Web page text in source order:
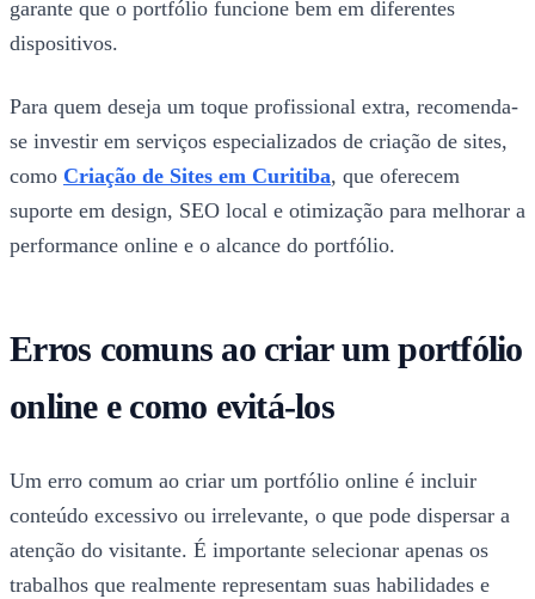
garante que o portfólio funcione bem em diferentes
dispositivos.
Para quem deseja um toque profissional extra, recomenda-
se investir em serviços especializados de criação de sites,
como Criação de Sites em Curitiba, que oferecem
suporte em design, SEO local e otimização para melhorar a
performance online e o alcance do portfólio.
Erros comuns ao criar um portfólio
online e como evitá-los
Um erro comum ao criar um portfólio online é incluir
conteúdo excessivo ou irrelevante, o que pode dispersar a
atenção do visitante. É importante selecionar apenas os
trabalhos que realmente representam suas habilidades e